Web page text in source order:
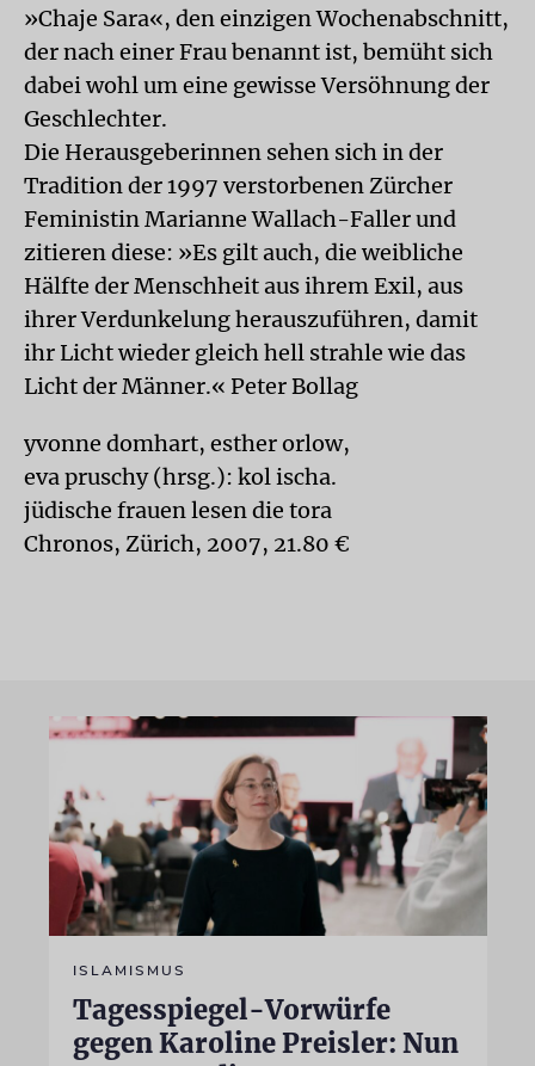
»Chaje Sara«, den einzigen Wochenabschnitt,
der nach einer Frau benannt ist, bemüht sich
dabei wohl um eine gewisse Versöhnung der
Geschlechter.
Die Herausgeberinnen sehen sich in der
Tradition der 1997 verstorbenen Zürcher
Feministin Marianne Wallach-Faller und
zitieren diese: »Es gilt auch, die weibliche
Hälfte der Menschheit aus ihrem Exil, aus
ihrer Verdunkelung herauszuführen, damit
ihr Licht wieder gleich hell strahle wie das
Licht der Männer.« Peter Bollag
yvonne domhart, esther orlow,
eva pruschy (hrsg.): kol ischa.
jüdische frauen lesen die tora
Chronos, Zürich, 2007, 21.80 €
ISLAMISMUS
Tagesspiegel-Vorwürfe
gegen Karoline Preisler: Nun